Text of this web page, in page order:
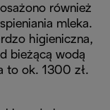
również
mleka.
higieniczna,
bieżącą wodą
to ok. 1300 zł.